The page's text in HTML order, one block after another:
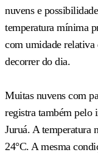
nuvens e
temperatura mínima
com umidade
decorrer do dia.
Muitas nuvens com
registra também pelo
Juruá. A temperatura
24°C. A mesma